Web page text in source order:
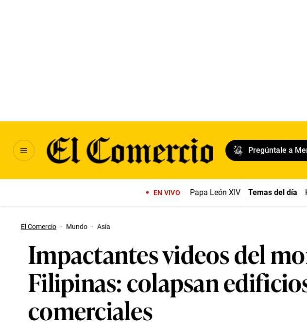
Pregúntale a
EN VIVO Papa León XIV Temas del día
El Comercio · Mundo · Asia
Impactantes videos del
Filipinas: colapsan
comerciales